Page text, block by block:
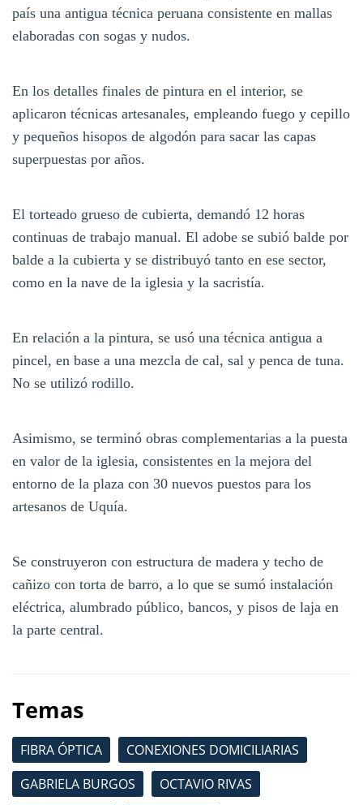
país una antigua técnica peruana consistente en mallas
elaboradas con sogas y nudos.
En los detalles finales de pintura en el interior, se
aplicaron técnicas artesanales, empleando fuego y cepillo
y pequeños hisopos de algodón para sacar las capas
superpuestas por años.
El torteado grueso de cubierta, demandó 12 horas
continuas de trabajo manual. El adobe se subió balde por
balde a la cubierta y se distribuyó tanto en ese sector,
como en la nave de la iglesia y la sacristía.
En relación a la pintura, se usó una técnica antigua a
pincel, en base a una mezcla de cal, sal y penca de tuna.
No se utilizó rodillo.
Asimismo, se terminó obras complementarias a la puesta
en valor de la iglesia, consistentes en la mejora del
entorno de la plaza con 30 nuevos puestos para los
artesanos de Uquía.
Se construyeron con estructura de madera y techo de
cañizo con torta de barro, a lo que se sumó instalación
eléctrica, alumbrado público, bancos, y pisos de laja en
la parte central.
Temas
FIBRA ÓPTICA
CONEXIONES DOMICILIARIAS
GABRIELA BURGOS
OCTAVIO RIVAS